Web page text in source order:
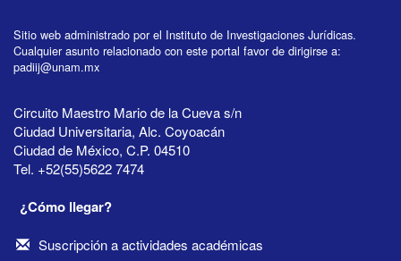
Sitio web administrado por el Instituto de Investigaciones Jurídicas.
Cualquier asunto relacionado con este portal favor de dirigirse a:
padiij@unam.mx
Circuito Maestro Mario de la Cueva s/n
Ciudad Universitaria, Alc. Coyoacán
Ciudad de México, C.P. 04510
Tel. +52(55)5622 7474
¿Cómo llegar?
Suscripción a actividades académicas